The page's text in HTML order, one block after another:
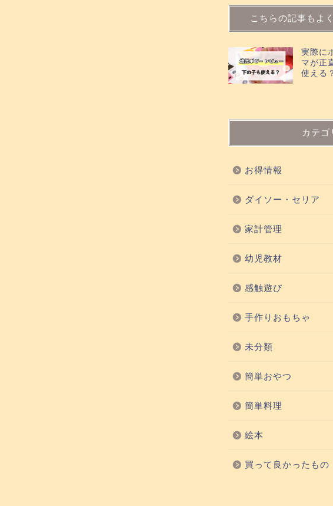
こちらの記事もよ
実際に
マが正
使える
カテゴ
お得情報
ダイソー・セリア
家計管理
幼児教材
感触遊び
手作りおもちゃ
未分類
簡単おやつ
簡単料理
絵本
買って良かったもの